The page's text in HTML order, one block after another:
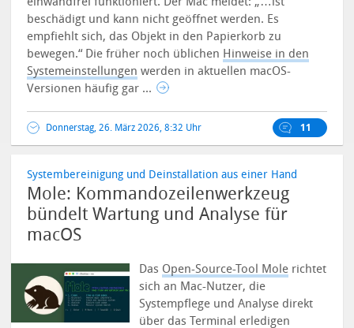
beschädigt und kann nicht geöffnet werden. Es
empfiehlt sich, das Objekt in den Papierkorb zu
bewegen.“ Die früher noch üblichen Hinweise in den
Systemeinstellungen werden in aktuellen macOS-
Versionen häufig gar ...
Donnerstag, 26. März 2026, 8:32 Uhr 11
Systembereinigung und Deinstallation aus einer Hand
Mole: Kommandozeilenwerkzeug
bündelt Wartung und Analyse für
macOS
Das Open-Source-Tool Mole richtet
sich an Mac-Nutzer, die
Systempflege und Analyse direkt
über das Terminal erledigen